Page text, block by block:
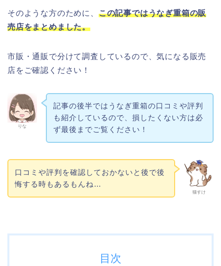
そのような方のために、 この記事ではうなぎ重箱の販
売店をまとめました。
市販・通販で分けて調査しているので、気になる販売
店をご確認ください！
りな
記事の後半ではうなぎ重箱の口コミや評判
も紹介しているので、損したくない方は必
ず最後までご覧ください！
猫すけ
口コミや評判を確認しておかないと後で後
悔する時もあるもんね…
目次